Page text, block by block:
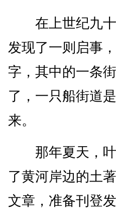
在上世纪九十
发现了一则启事
字，其中的一条
了，一只船街道
来。
那年夏天，叶
了黄河岸边的土
文章，准备刊登